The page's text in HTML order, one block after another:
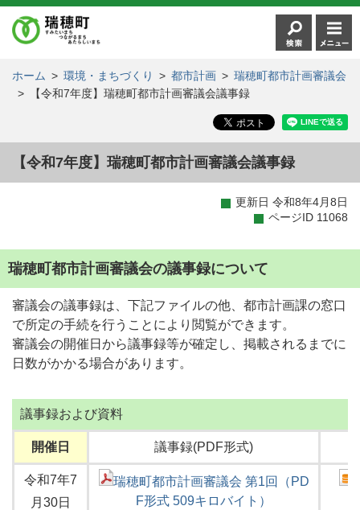
ホーム > 環境・まちづくり > 都市計画 > 瑞穂町都市計画審議会
>
【令和7年度】瑞穂町都市計画審議会議事録
【令和7年度】瑞穂町都市計画審議会議事録
更新日 令和8年4月8日
ページID 11068
瑞穂町都市計画審議会の議事録について
審議会の議事録は、下記ファイルの他、都市計画課の窓口
で所定の手続を行うことにより閲覧ができます。
審議会の開催日から議事録等が確定し、掲載されるまでに
日数がかかる場合があります。
議事録および資料
開催日 議事録(PDF形式)
令和7年7
月30日
瑞穂町都市計画審議会 第1回（PD
F形式 509キロバイト）